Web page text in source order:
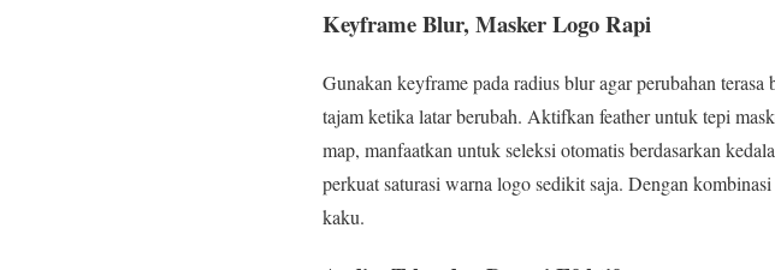
Keyframe Blur, Masker Logo Rapi
Gunakan keyframe pada radius blur agar perubahan
tajam ketika latar berubah. Aktifkan feather untuk tepi
map, manfaatkan untuk seleksi otomatis berdasarkan
perkuat saturasi warna logo sedikit saja. Dengan
kaku.